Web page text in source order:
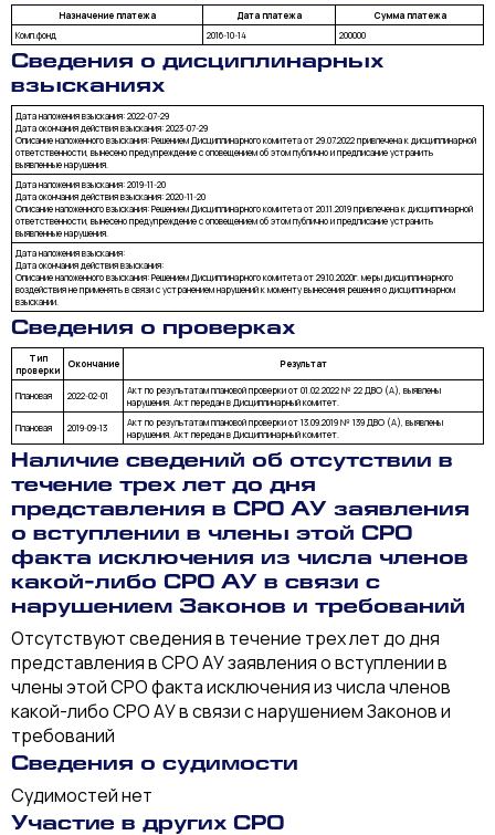
Назначение платежа Дата платежа
Сумма платежа
Комп.фонд
2016-10-14 200000
Сведения о дисциплинарных
взысканиях
Дата наложения взыскания: 2022-07-29
Дата окончания действия взыскания: 2023-07-29
Описание наложенного взыскания: Решением Дисциплинарного комитета от 29.07.2022 привлечена к дисциплинарной
ответственности, вынесено предупреждение с оповещением об этом публично и предписание устранить
выявленные нарушения.
Дата наложения взыскания: 2019-11-20
Дата окончания действия взыскания: 2020-11-20
Описание наложенного взыскания: Решением Дисциплинарного комитета от 20.11.2019 привлечена к дисциплинарной
ответственности, вынесено предупреждение с оповещением об этом публично и предписание устранить
выявленные нарушения.
Дата наложения взыскания:
Дата окончания действия взыскания:
Описание наложенного взыскания: Решением Дисциплинарного комитета от 29.10.2020г. меры дисциплинарного
воздействия не применять в связи с устранением нарушений к моменту вынесения решения о дисциплинарном
взыскании.
Сведения о проверках
Тип
проверки
Окончание Результат
Плановая 2022-02-01
Акт по результатам плановой проверки от 01.02.2022 № 22 ДВО (А), выявлены
нарушения. Акт передан в Дисциплинарный комитет.
Плановая 2019-09-13
Акт по результатам плановой проверки от 13.09.2019 № 139 ДВО (А), выявлены
нарушения. Акт передан в Дисциплинарный комитет.
Наличие сведений об отсутствии в
течение трех лет до дня
представления в СРО АУ заявления
о вступлении в члены этой СРО
факта исключения из числа членов
какой-либо СРО АУ в связи с
нарушением Законов и требований
Отсутствуют сведения в течение трех лет до дня
представления в СРО АУ заявления о вступлении в
члены этой СРО факта исключения из числа членов
какой-либо СРО АУ в связи с нарушением Законов и
требований
Сведения о судимости
Судимостей нет
Участие в других СРО